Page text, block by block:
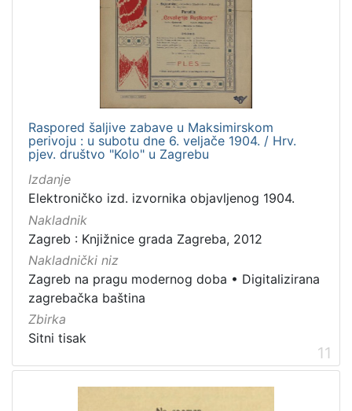
Raspored šaljive zabave u Maksimirskom
perivoju : u subotu dne 6. veljače 1904. / Hrv.
pjev. društvo "Kolo" u Zagrebu
Izdanje
Elektroničko izd. izvornika objavljenog 1904.
Nakladnik
Zagreb : Knjižnice grada Zagreba, 2012
Nakladnički niz
Zagreb na pragu modernog doba • Digitalizirana
zagrebačka baština
Zbirka
Sitni tisak
11